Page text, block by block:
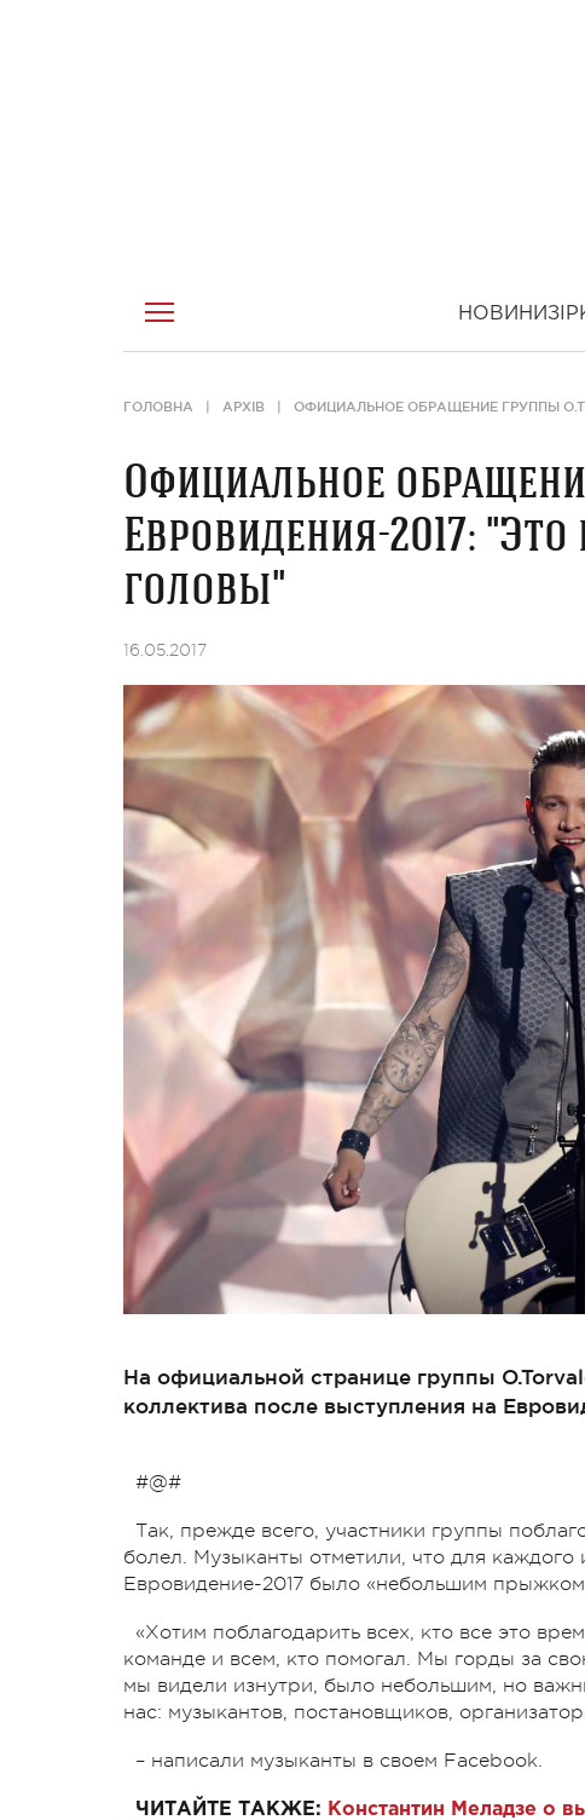
НОВИНИ
ГОЛОВНА АРХІВ ОФИЦИАЛЬНОЕ ОБРАЩЕНИЕ ГРУППЫ
Официальное
Евровидения-2017:
головы"
16.05.2017
На официальной странице группы
коллектива после выступления на
#@#
Так, прежде всего, участники группы
болел. Музыканты отметили, что для каждого
Евровидение-2017 было «небольшим
«Хотим поблагодарить всех, кто все это
команде и всем, кто помогал. Мы горды за
мы видели изнутри, было небольшим, но
нас: музыкантов, постановщиков,
– написали музыканты в своем Facebook.
ЧИТАЙТЕ ТАКЖЕ: Константин Меладзе о